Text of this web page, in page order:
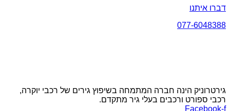
דברו איתנו
077-6048388
גירטרוניק הינה חברה המתמחה בשיפוץ גירים של רכבי יוקרה,
רכבי ספורט ורכבים בעלי גיר מתקדם.
Facebook-f